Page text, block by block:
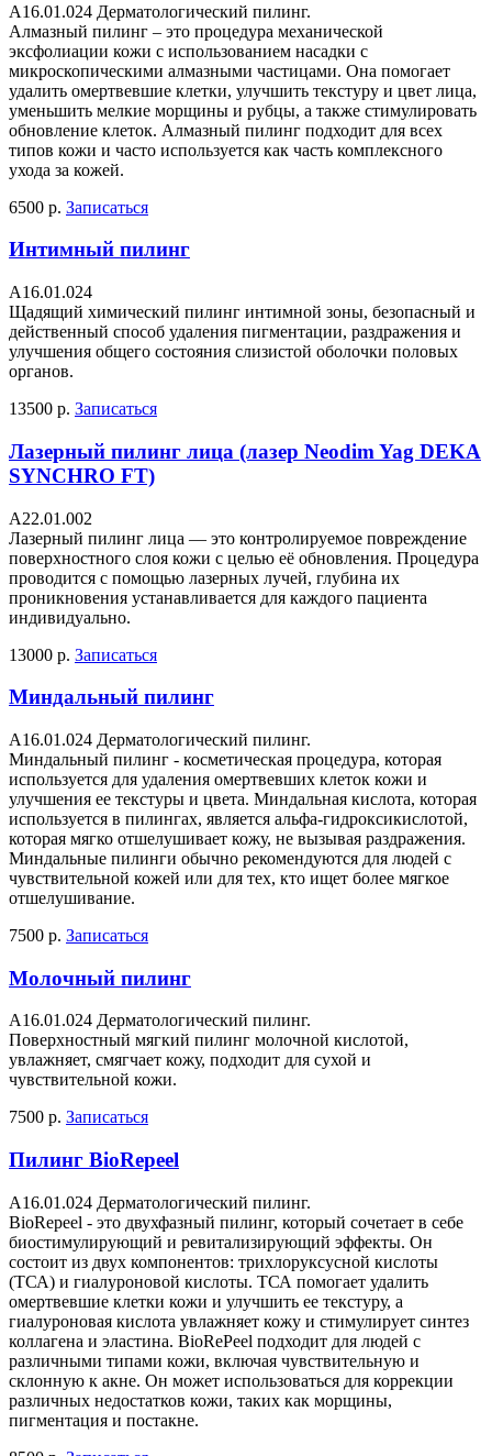
A16.01.024 Дерматологический пилинг.
Алмазный пилинг – это процедура механической
эксфолиации кожи с использованием насадки с
микроскопическими алмазными частицами. Она помогает
удалить омертвевшие клетки, улучшить текстуру и цвет лица,
уменьшить мелкие морщины и рубцы, а также стимулировать
обновление клеток. Алмазный пилинг подходит для всех
типов кожи и часто используется как часть комплексного
ухода за кожей.
6500 р. Записаться
Интимный пилинг
А16.01.024
Щадящий химический пилинг интимной зоны, безопасный и
действенный способ удаления пигментации, раздражения и
улучшения общего состояния слизистой оболочки половых
органов.
13500 р. Записаться
Лазерный пилинг лица (лазер Neodim Yag DEKA
SYNCHRO FT)
A22.01.002
Лазерный пилинг лица — это контролируемое повреждение
поверхностного слоя кожи с целью её обновления. Процедура
проводится с помощью лазерных лучей, глубина их
проникновения устанавливается для каждого пациента
индивидуально.
13000 р. Записаться
Миндальный пилинг
A16.01.024 Дерматологический пилинг.
Миндальный пилинг - косметическая процедура, которая
используется для удаления омертвевших клеток кожи и
улучшения ее текстуры и цвета. Миндальная кислота, которая
используется в пилингах, является альфа-гидроксикислотой,
которая мягко отшелушивает кожу, не вызывая раздражения.
Миндальные пилинги обычно рекомендуются для людей с
чувствительной кожей или для тех, кто ищет более мягкое
отшелушивание.
7500 р. Записаться
Молочный пилинг
A16.01.024 Дерматологический пилинг.
Поверхностный мягкий пилинг молочной кислотой,
увлажняет, смягчает кожу, подходит для сухой и
чувствительной кожи.
7500 р. Записаться
Пилинг BioRepeel
A16.01.024 Дерматологический пилинг.
BioRepeel - это двухфазный пилинг, который сочетает в себе
биостимулирующий и ревитализирующий эффекты. Он
состоит из двух компонентов: трихлоруксусной кислоты
(ТСА) и гиалуроновой кислоты. ТСА помогает удалить
омертвевшие клетки кожи и улучшить ее текстуру, а
гиалуроновая кислота увлажняет кожу и стимулирует синтез
коллагена и эластина. BioRePeel подходит для людей с
различными типами кожи, включая чувствительную и
склонную к акне. Он может использоваться для коррекции
различных недостатков кожи, таких как морщины,
пигментация и постакне.